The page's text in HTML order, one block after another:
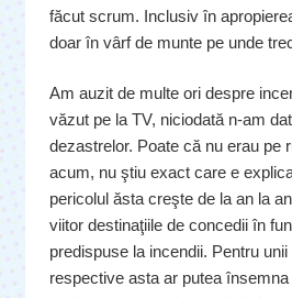
făcut scrum. Inclusiv în
doar în vârf de munte pe unde
Am auzit de multe ori despre
văzut pe la TV, niciodată n-am
dezastrelor. Poate că nu erau pe
acum, nu ştiu exact care e
pericolul ăsta creşte de la an la
viitor destinaţiile de concedii în
predispuse la incendii. Pentru
respective asta ar putea